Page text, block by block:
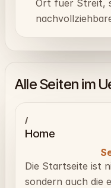
Ort fuer Streit,
Alle Seiten im
/
Home
Die Startseite ist
sondern auch die